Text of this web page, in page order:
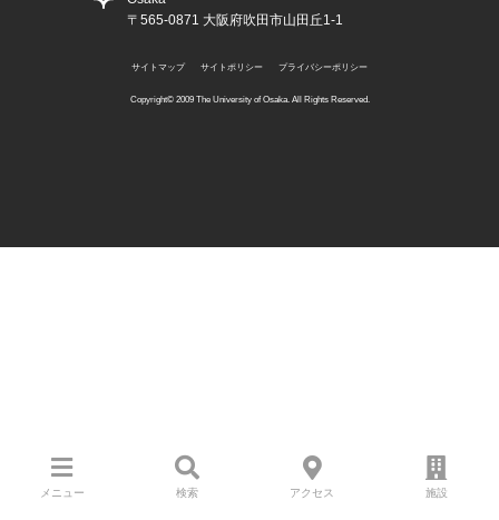
メニュー 検索 アクセス 施設
〒565-0871 大阪府吹田市山田丘1-1
サイトマップ サイトポリシー プライバシーポリシー
Copyright©️ 2009 The University of Osaka. All Rights Reserved.